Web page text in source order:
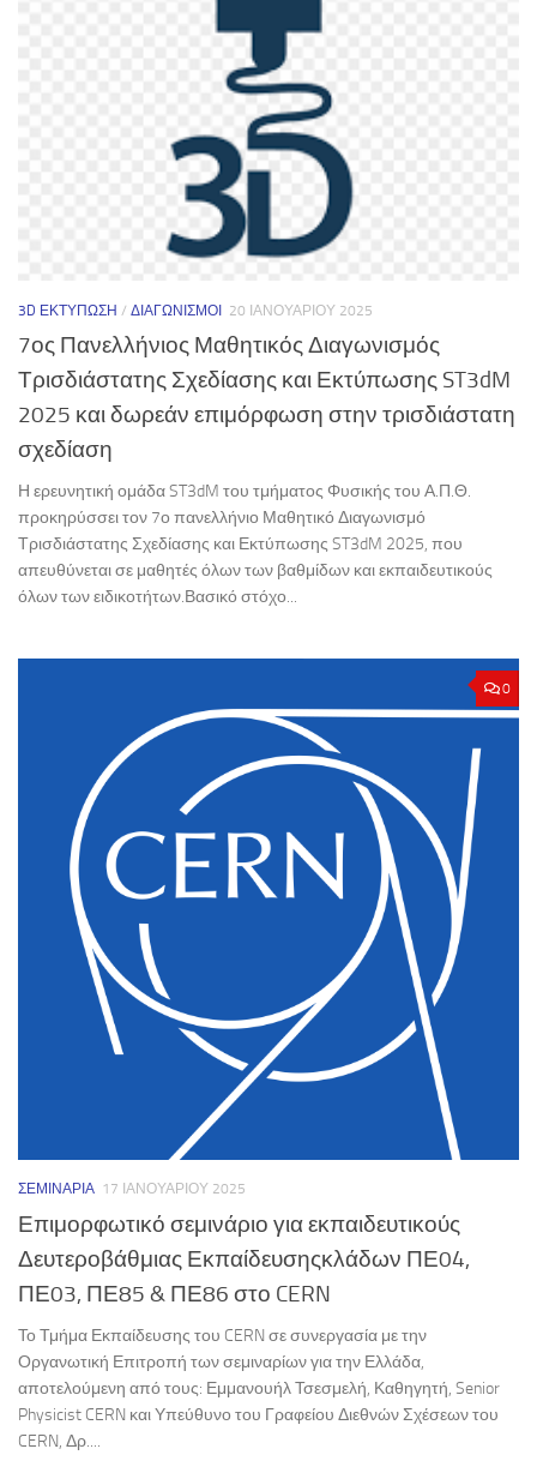
3D ΕΚΤΎΠΩΣΗ / ΔΙΑΓΩΝΙΣΜΟΊ 20 ΙΑΝΟΥΑΡΊΟΥ 2025
7ος Πανελλήνιος Μαθητικός Διαγωνισμός
Τρισδιάστατης Σχεδίασης και Εκτύπωσης ST3dM
2025 και δωρεάν επιμόρφωση στην τρισδιάστατη
σχεδίαση
Η ερευνητική ομάδα ST3dM του τμήματος Φυσικής του Α.Π.Θ.
προκηρύσσει τον 7ο πανελλήνιο Μαθητικό Διαγωνισμό
Τρισδιάστατης Σχεδίασης και Εκτύπωσης ST3dM 2025, που
απευθύνεται σε μαθητές όλων των βαθμίδων και εκπαιδευτικούς
όλων των ειδικοτήτων.Βασικό στόχο...
0
ΣΕΜΙΝΆΡΙΑ 17 ΙΑΝΟΥΑΡΊΟΥ 2025
Επιμορφωτικό σεμινάριο για εκπαιδευτικούς
Δευτεροβάθμιας Εκπαίδευσηςκλάδων ΠΕ04,
ΠΕ03, ΠΕ85 & ΠΕ86 στο CERN
Το Τμήμα Εκπαίδευσης του CERN σε συνεργασία με την
Οργανωτική Επιτροπή των σεμιναρίων για την Ελλάδα,
αποτελούμενη από τους: Εμμανουήλ Τσεσμελή, Καθηγητή, Senior
Physicist CERN και Υπεύθυνο του Γραφείου Διεθνών Σχέσεων του
CERN, Δρ....